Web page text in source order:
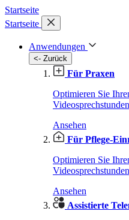
Startseite
Startseite
Anwendungen
<- Zurück
Für Praxen
Optimieren Sie
Videosprechstunden
Ansehen
Für Pflege-
Optimieren Sie
Videosprechstunden
Ansehen
Assistierte